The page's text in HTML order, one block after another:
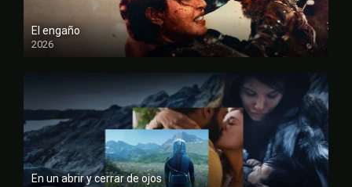
El engaño
2026
FULL HD
En un abrir y cerrar de ojos